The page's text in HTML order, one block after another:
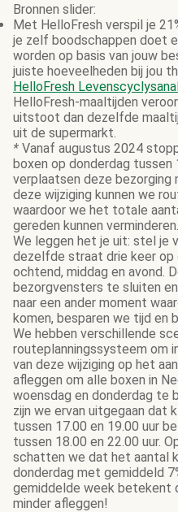
Bronnen slider:
Met HelloFresh verspil je
je zelf boodschappen doet
worden op basis van jouw
juiste hoeveelheden bij jou
HelloFresh
HelloFresh-maaltijden
uitstoot dan dezelfde
uit de supermarkt.
* Vanaf augustus 2024
boxen op donderdag tussen
verplaatsen deze bezorging
deze wijziging kunnen we
waardoor we het totale
gereden kunnen verminderen.
We leggen het je uit: stel je
dezelfde straat drie keer op
ochtend, middag en avond.
bezorgvensters te sluiten
naar een ander moment
komen, besparen we tijd en
We hebben verschillende
routeplanningssysteem om
van deze wijziging op het
afleggen om alle boxen in
woensdag en donderdag te
zijn we ervan uitgegaan dat
tussen 17.00 en 19.00 uur
tussen 18.00 en 22.00 uur.
schatten we dat het aantal
donderdag met gemiddeld
gemiddelde week betekent
minder afleggen!